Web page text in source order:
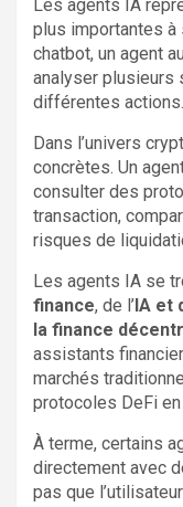
Les agents IA
plus importantes à
chatbot, un agent
analyser plusieurs
différentes actions.
Dans l’univers
concrètes. Un
consulter des
transaction,
risques de
Les agents IA se
finance, de l’ IA et
la finance
assistants
marchés
protocoles DeFi
À terme, certains
directement avec
pas que